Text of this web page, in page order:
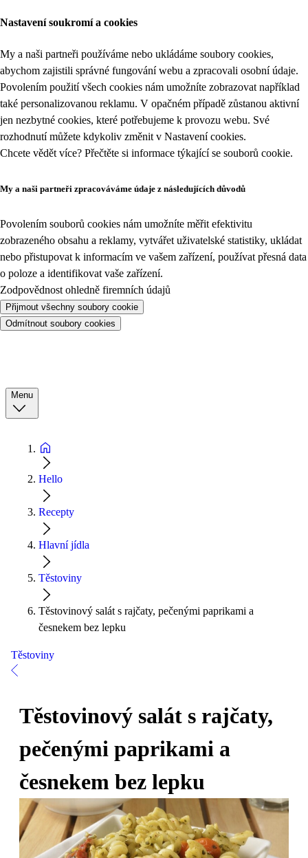
Nastavení soukromí a cookies
My a naši partneři používáme nebo ukládáme soubory cookies,
abychom zajistili správné fungování webu a zpracovali osobní údaje.
Povolením použití všech cookies nám umožníte zobrazovat například
také personalizovanou reklamu. V opačném případě zůstanou aktivní
jen nezbytné cookies, které potřebujeme k provozu webu. Své
rozhodnutí můžete kdykoliv změnit v Nastavení cookies.
Chcete vědět více? Přečtěte si informace týkající se souborů cookie.
My a naši partneři zpracováváme údaje z následujících důvodů
Povolením souborů cookies nám umožníte měřit efektivitu
zobrazeného obsahu a reklamy, vytvářet uživatelské statistiky, ukládat
nebo přistupovat k informacím ve vašem zařízení, používat přesná data
o poloze a identifikovat vaše zařízení.
Zodpovědnost ohledně firemních údajů
Přijmout všechny soubory cookie
Odmítnout soubory cookies
Menu
Hello
Recepty
Hlavní jídla
Těstoviny
Těstovinový salát s rajčaty, pečenými paprikami a
česnekem bez lepku
Těstoviny
Těstovinový salát s rajčaty,
pečenými paprikami a
česnekem bez lepku